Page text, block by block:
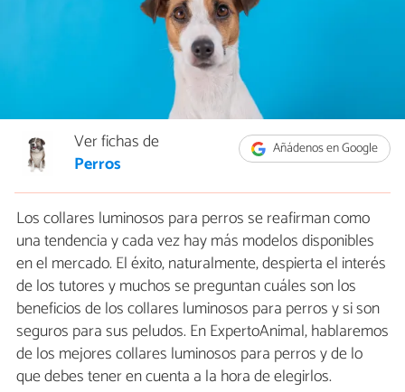
Añádenos en Google
Ver fichas de
Perros
Los collares luminosos para perros se reafirman como
una tendencia y cada vez hay más modelos disponibles
en el mercado. El éxito, naturalmente, despierta el interés
de los tutores y muchos se preguntan cuáles son los
beneficios de los collares luminosos para perros y si son
seguros para sus peludos. En ExpertoAnimal, hablaremos
de los mejores collares luminosos para perros y de lo
que debes tener en cuenta a la hora de elegirlos.